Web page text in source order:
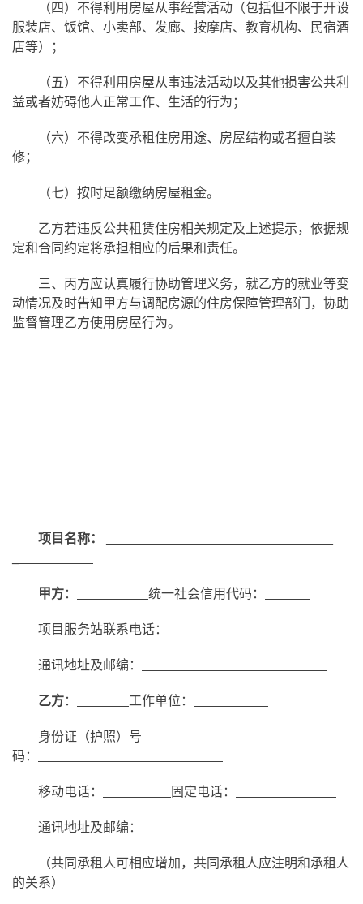
（四）不得利用房屋从事经营活动（包括但不限于开设
服装店、饭馆、小卖部、发廊、按摩店、教育机构、民宿酒
店等）；
（五）不得利用房屋从事违法活动以及其他损害公共利
益或者妨碍他人正常工作、生活的行为；
（六）不得改变承租住房用途、房屋结构或者擅自装
修；
（七）按时足额缴纳房屋租金。
乙方若违反公共租赁住房相关规定及上述提示，依据规
定和合同约定将承担相应的后果和责任。
三、丙方应认真履行协助管理义务，就乙方的就业等变
动情况及时告知甲方与调配房源的住房保障管理部门，协助
监督管理乙方使用房屋行为。
项目名称： ___________________________________
甲方： 统一社会信用代码：
项目服务站联系电话：
通讯地址及邮编：
乙方： 工作单位：
身份证（护照）号
码：
移动电话： 固定电话：
通讯地址及邮编：
（共同承租人可相应增加，共同承租人应注明和承租人
的关系）